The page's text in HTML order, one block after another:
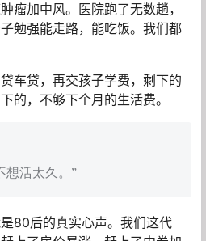
瘤加中风。医院跑了无数趟，
勉强能走路，能吃饭。我们都
车贷，再交孩子学费，剩下的
的，不够下个月的生活费。
想活太久。”
80后的真实心声。我们这代